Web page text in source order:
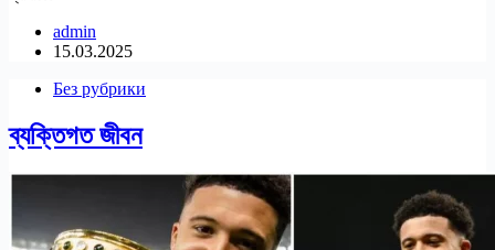
admin
15.03.2025
Без рубрики
ব্যক্তিগত জীবন